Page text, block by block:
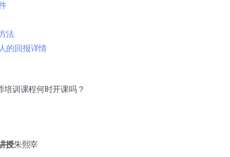
法
的回报详情
训课程何时开课吗？
授朱熙宰